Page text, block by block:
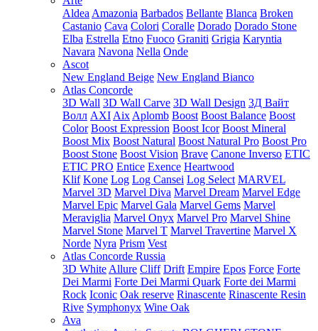
Aldea Amazonia Barbados Bellante Blanca Broken
Castanio Cava Colori Coralle Dorado Dorado Stone
Elba Estrella Etno Fuoco Graniti Grigia Karyntia
Navara Navona Nella Onde
Ascot
New England Beige New England Bianco
Atlas Concorde
3D Wall 3D Wall Carve 3D Wall Design 3Д Вайт
Волл AXI Aix Aplomb Boost Boost Balance Boost
Color Boost Expression Boost Icor Boost Mineral
Boost Mix Boost Natural Boost Natural Pro Boost Pro
Boost Stone Boost Vision Brave Canone Inverso ETIC
ETIC PRO Entice Exence Heartwood
Klif Kone Log Log Cansei Log Select MARVEL
Marvel 3D Marvel Diva Marvel Dream Marvel Edge
Marvel Epic Marvel Gala Marvel Gems Marvel
Meraviglia Marvel Onyx Marvel Pro Marvel Shine
Marvel Stone Marvel T Marvel Travertine Marvel X
Norde Nyra Prism Vest
Atlas Concorde Russia
3D White Allure Cliff Drift Empire Epos Force Forte
Dei Marmi Forte Dei Marmi Quark Forte dei Marmi
Rock Iconic Oak reserve Rinascente Rinascente Resin
Rive Symphonyx Wine Oak
Ava